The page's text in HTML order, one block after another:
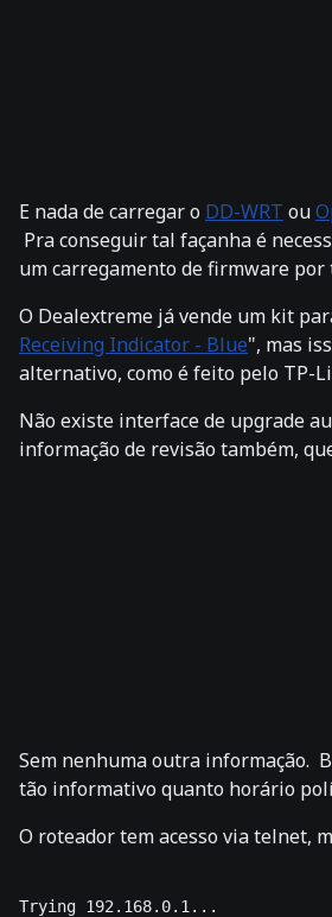
E nada de carregar o DD-WRT ou
Pra conseguir tal façanha é
um carregamento de firmware por
O Dealextreme já vende um kit
Receiving Indicator - Blue", mas
alternativo, como é feito pelo TP-
Não existe interface de upgrade
informação de revisão também,
Sem nenhuma outra informação.
tão informativo quanto horário
O roteador tem acesso via telnet,
Trying 192.168.0.1...